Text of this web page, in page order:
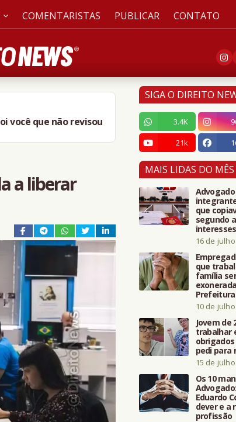
COMENTARISTAS PUBLICAR CONTATO
você que não revisou
a liberar
SIGA O DIREITO
3.4K
21k
MAIS LIDAS DO MÊS
integrante
que
segundo
16 de
que
família
10 de
Jovem de
trabalhar
obrigados
pedi para
15 de
Os 10
Eduardo
dever e a
profissão